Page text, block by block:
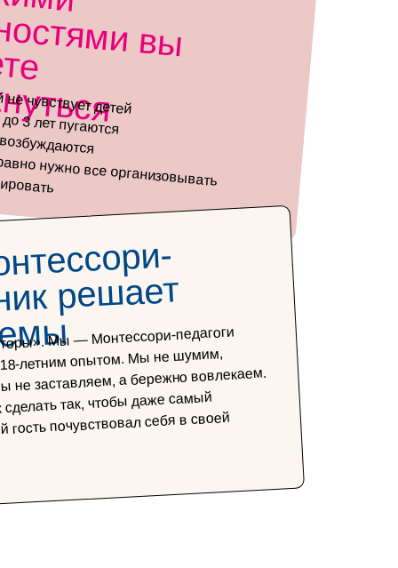
чувствует детей
3 лет пугаются
нужно все организовывать
решает
Мы — Монтессори-педагоги
летним опытом. Мы не шумим,
не заставляем, а бережно вовлекаем.
так, чтобы даже самый
гость почувствовал себя в своей